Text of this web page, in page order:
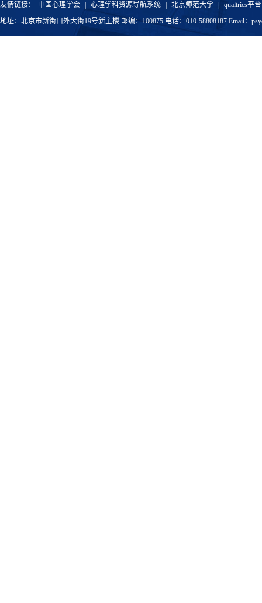
友情链接： 中国心理学会 心理学科资源导航系统 北京师范大学
qualtrics平台
地址：北京市新街口外大街19号新主楼 邮编：100875 电话：010-58808187 Email：